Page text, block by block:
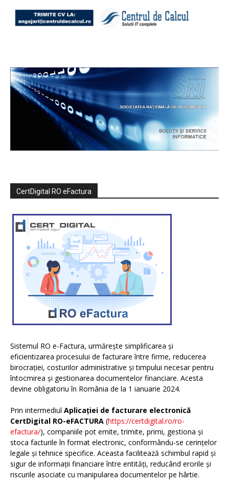
CertDigital RO eFactura
Sistemul RO e-Factura, urmărește simplificarea și
eficientizarea procesului de facturare între firme, reducerea
birocrației, costurilor administrative și timpului necesar pentru
întocmirea și gestionarea documentelor financiare. Acesta
devine obligatoriu în România de la 1 ianuarie 2024.
Prin intermediul Aplicației de facturare electronică
CertDigital RO-eFACTURA (https://certdigital.ro/ro-
efactura/), companiile pot emite, trimite, primi, gestiona și
stoca facturile în format electronic, conformându-se cerințelor
legale și tehnice specifice. Aceasta facilitează schimbul rapid și
sigur de informații financiare între entități, reducând erorile și
riscurile asociate cu manipularea documentelor pe hârtie.